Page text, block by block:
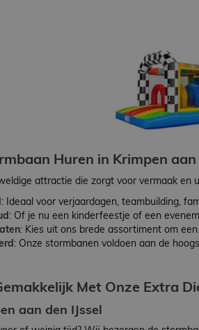
Huren in Krimpen aan
attractie die zorgt voor vermaak en
: Ideaal voor verjaardagen, teambuilding,
: Of je nu een kinderfeestje of een
: Kies uit ons brede assortiment om
: Onze stormbanen voldoen aan de
Met Onze Extra
aan den IJssel